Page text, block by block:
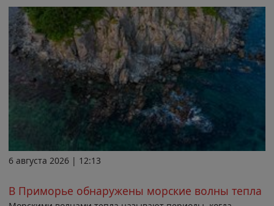
6 августа 2026 | 12:13
В Приморье обнаружены морские волны тепла